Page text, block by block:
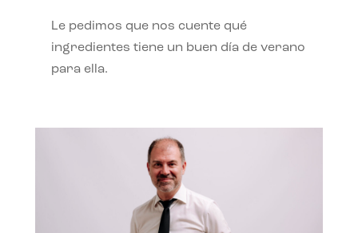
Le pedimos que nos cuente qué
ingredientes tiene un buen día de verano
para ella.